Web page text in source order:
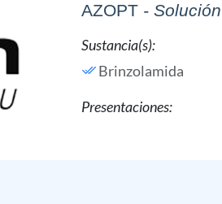
AZOPT -
Sustancia(s):
Brinzolamida
Presentaciones: